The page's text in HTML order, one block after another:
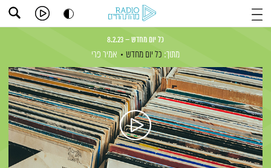
כל יום מחדש – 8.2.23
מתוך: כל יום מחדש אמיר פרי